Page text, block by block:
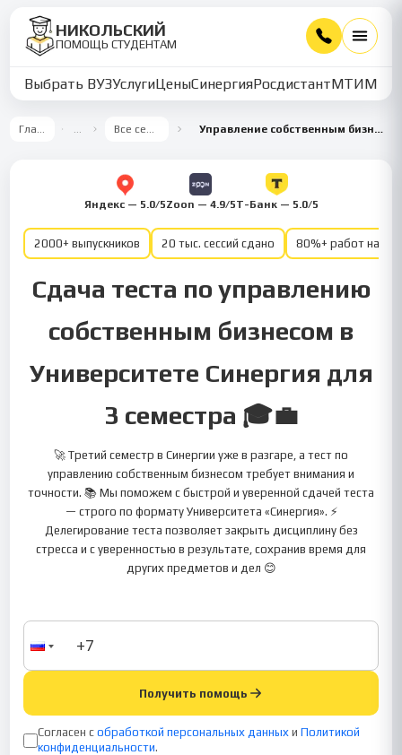
НИКОЛЬСКИЙ
ПОМОЩЬ СТУДЕНТАМ
Выбрать ВУЗУслугиЦеныСинергияРосдистантМТИММУ
Главная … Все семестры Управление собственным бизнесом 3 семестр
Яндекс — 5.0/5Zoon — 4.9/5Т-Банк — 5.0/5
2000+ выпускников 20 тыс. сессий сдано 80%+ работ на
Сдача теста по управлению
собственным бизнесом в
Университете Синергия для
3 семестра 🎓💼
🚀 Третий семестр в Синергии уже в разгаре, а тест по
управлению собственным бизнесом требует внимания и
точности. 📚 Мы поможем с быстрой и уверенной сдачей теста
— строго по формату Университета «Синергия». ⚡
Делегирование теста позволяет закрыть дисциплину без
стресса и с уверенностью в результате, сохранив время для
других предметов и дел 😊
Получить помощь
Согласен с обработкой персональных данных и Политикой
конфиденциальности.